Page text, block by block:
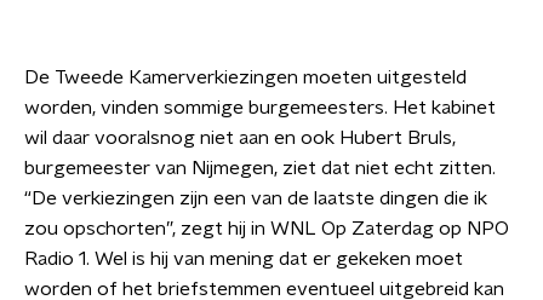
De Tweede Kamerverkiezingen moeten uitgesteld
worden, vinden sommige burgemeesters. Het kabinet
wil daar vooralsnog niet aan en ook Hubert Bruls,
burgemeester van Nijmegen, ziet dat niet echt zitten.
“De verkiezingen zijn een van de laatste dingen die ik
zou opschorten”, zegt hij in WNL Op Zaterdag op NPO
Radio 1. Wel is hij van mening dat er gekeken moet
worden of het briefstemmen eventueel uitgebreid kan